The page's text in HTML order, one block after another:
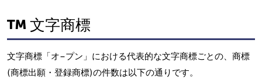
文字商標
文字商標「オ−プン」における代表的な文字商標ごとの、商標
(商標出願・登録商標)の件数は以下の通りです。